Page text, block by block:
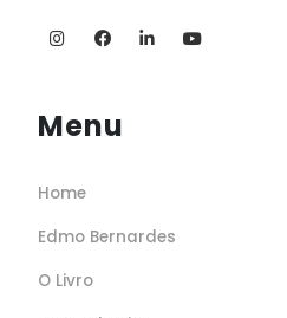
Menu
Home
Edmo Bernardes
O Livro